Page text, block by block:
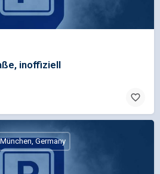
inoffiziell
Germany